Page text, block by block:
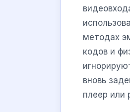
методах
кодов и
вновь
плеер или